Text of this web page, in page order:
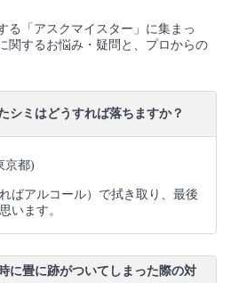
る「アスクマイスター」に集まっ
関するお悩み・疑問と、プロからの
シミはどうすれば落ちますか？
京都)
ばアルコール）で拭き取り、最後
います。
に畳に跡がついてしまった際の対